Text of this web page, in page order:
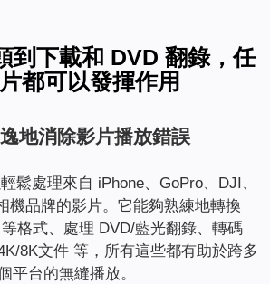
到下載和 DVD 翻錄，任
都可以發揮作用
地消除影片播放錯誤
鬆處理來自 iPhone、GoPro、DJI、
機品牌的影片。它能夠熟練地轉換
格式、處理 DVD/藍光翻錄、轉碼
8K文件 等，所有這些都有助於跨多
平台的無縫播放。